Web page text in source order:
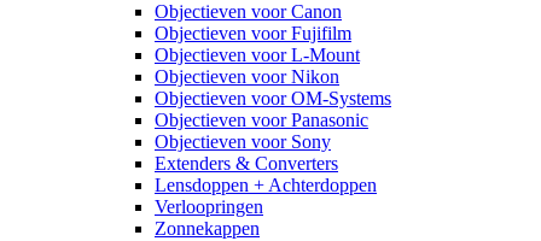
Objectieven voor Canon
Objectieven voor Fujifilm
Objectieven voor L-Mount
Objectieven voor Nikon
Objectieven voor OM-Systems
Objectieven voor Panasonic
Objectieven voor Sony
Extenders & Converters
Lensdoppen + Achterdoppen
Verloopringen
Zonnekappen